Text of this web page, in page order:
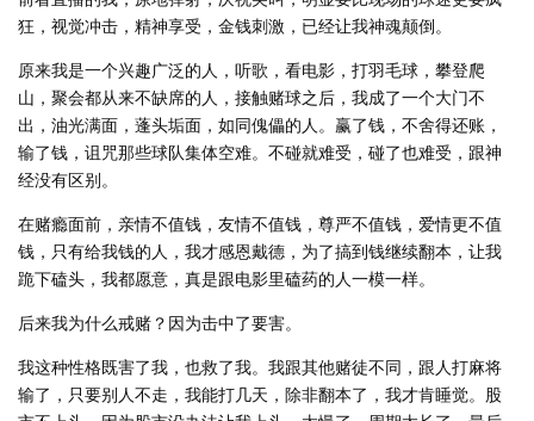
狂，视觉冲击，精神享受，金钱刺激，已经让我神魂颠倒。
原来我是一个兴趣广泛的人，听歌，看电影，打羽毛球，攀登爬
山，聚会都从来不缺席的人，接触赌球之后，我成了一个大门不
出，油光满面，蓬头垢面，如同傀儡的人。赢了钱，不舍得还账，
输了钱，诅咒那些球队集体空难。不碰就难受，碰了也难受，跟神
经没有区别。
在赌瘾面前，亲情不值钱，友情不值钱，尊严不值钱，爱情更不值
钱，只有给我钱的人，我才感恩戴德，为了搞到钱继续翻本，让我
跪下磕头，我都愿意，真是跟电影里磕药的人一模一样。
后来我为什么戒赌？因为击中了要害。
我这种性格既害了我，也救了我。我跟其他赌徒不同，跟人打麻将
输了，只要别人不走，我能打几天，除非翻本了，我才肯睡觉。股